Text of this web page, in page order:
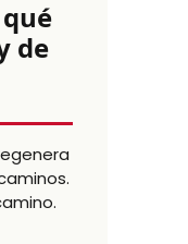
de